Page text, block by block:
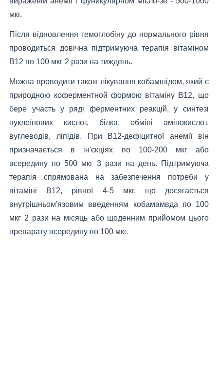
мкг.
Після відновлення гемоглобіну до нормального рівня
проводиться довічна підтримуюча терапія вітаміном
В12 по 100 мкг 2 рази на тиждень.
Можна проводити також лікування кобамшідом, який є
природною коферментной формою вітаміну В12, що
бере участь у ряді ферментних реакцій, у синтезі
нуклеїнових кислот, білка, обміні амінокислот,
вуглеводів, ліпідів. При В12-дефіцитної анемії він
призначається в ін'єкціях по 100-200 мкг або
всередину по 500 мкг 3 рази на день. Підтримуюча
терапія спрямована на забезпечення потреби у
вітаміні В12, рівної 4-5 мкг, що досягається
внутрішньом'язовим введенням кобамамвда по 100
мкг 2 рази на місяць або щоденним прийомом цього
препарату всередину по 100 мкг.